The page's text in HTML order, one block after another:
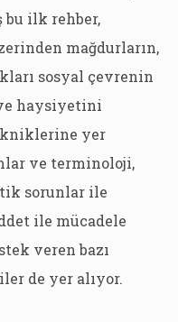
bu ilk rehber,
mağdurların,
sosyal çevrenin
haysiyetini
yer
ve terminoloji,
sorunlar ile
ile mücadele
veren bazı
de yer alıyor.